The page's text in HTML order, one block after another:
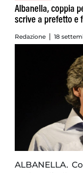
Albanella, coppia
scrive a prefetto e
Redazione 18
ALBANELLA.